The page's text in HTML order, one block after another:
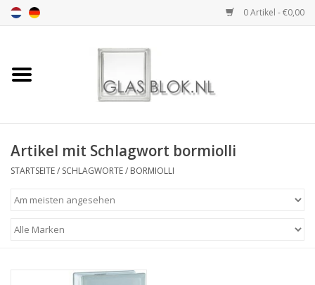
0 Artikel - €0,00
Startseite
DESIGN COLLECTION
COLLECTION
Artikel mit Schlagwort bormiolli
STARTSEITE/ SCHLAGWORTE/ BORMIOLLI